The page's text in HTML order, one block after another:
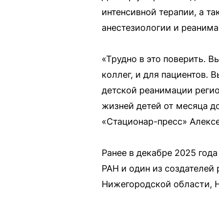
интенсивной терапии, а
анестезиологии и
«Трудно в это поверить.
коллег, и для пациентов.
детской реанимации
жизней детей от месяца
«Стационар-пресс»
Ранее в декабре 2025
РАН и один из создателей
Нижегородской области,